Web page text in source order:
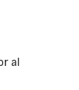
al